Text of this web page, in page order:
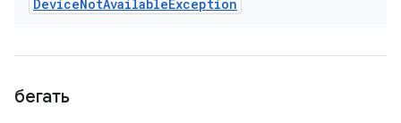
DeviceNotAvailableException
бегать